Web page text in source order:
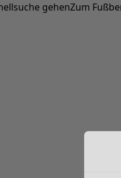
gehenZum